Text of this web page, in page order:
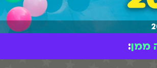
ממן: